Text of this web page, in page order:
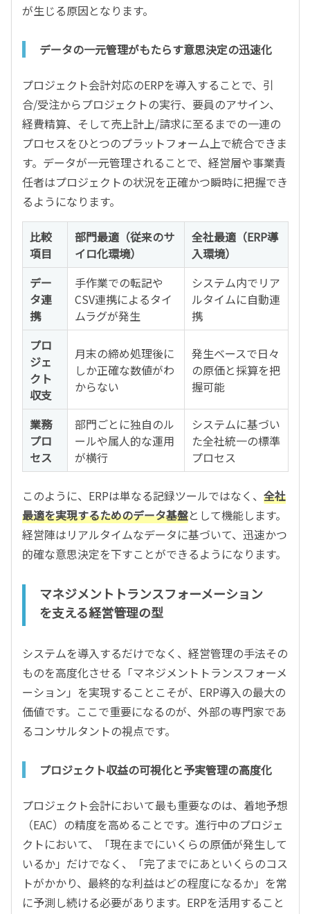
が生じる原因となります。
データの一元管理がもたらす意思決定の迅速化
プロジェクト会計対応のERPを導入することで、引
合/受注からプロジェクトの実行、要員のアサイン、
経費精算、そして売上計上/請求に至るまでの一連の
プロセスをひとつのプラットフォーム上で統合できま
す。データが一元管理されることで、経営層や事業責
任者はプロジェクトの状況を正確かつ瞬時に把握でき
るようになります。
比較
項目
部門最適（従来のサ
イロ化環境）
全社最適（ERP導
入環境）
デー
タ連
携
手作業での転記や
CSV連携によるタイ
ムラグが発生
システム内でリア
ルタイムに自動連
携
プロ
ジェ
クト
収支
月末の締め処理後に
しか正確な数値がわ
からない
発生ベースで日々
の原価と採算を把
握可能
業務
プロ
セス
部門ごとに独自のル
ールや属人的な運用
が横行
システムに基づい
た全社統一の標準
プロセス
このように、ERPは単なる記録ツールではなく、 全社
最適を実現するためのデータ基盤として機能します。
経営陣はリアルタイムなデータに基づいて、迅速かつ
的確な意思決定を下すことができるようになります。
マネジメントトランスフォーメーション
を支える経営管理の型
システムを導入するだけでなく、経営管理の手法その
ものを高度化させる「マネジメントトランスフォーメ
ーション」を実現することこそが、ERP導入の最大の
価値です。ここで重要になるのが、外部の専門家であ
るコンサルタントの視点です。
プロジェクト収益の可視化と予実管理の高度化
プロジェクト会計において最も重要なのは、着地予想
（EAC）の精度を高めることです。進行中のプロジェ
クトにおいて、「現在までにいくらの原価が発生して
いるか」だけでなく、「完了までにあといくらのコス
トがかかり、最終的な利益はどの程度になるか」を常
に予測し続ける必要があります。ERPを活用すること